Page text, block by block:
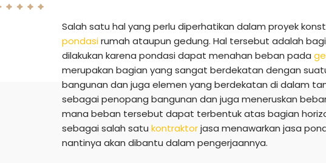
Salah satu hal yang perlu diperhatikan dalam proyek
pondasirumah ataupun gedung. Hal tersebut adalah
dilakukan karena pondasi dapat menahan beban pada
merupakan bagian yang sangat berdekatan dengan
bangunan dan juga elemen yang berdekatan di dalam
sebagai penopang bangunan dan juga meneruskan
mana beban tersebut dapat terbentuk atas bagian
sebagai salah satu kontraktorjasa menawarkan jasa
nantinya akan dibantu dalam pengerjaannya.